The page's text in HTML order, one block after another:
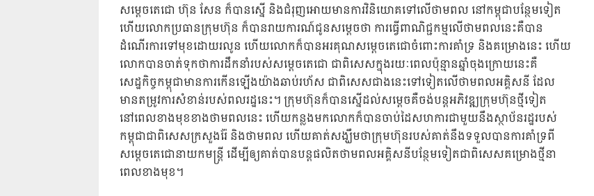
សម្ដេចតេជោ ហ៊ុន សែន ក៏បានស្នើ និងជំរុញអោយមានការវិនិយោគទៅលើថាមពល នៅកម្ពុជាបន្ថែមទៀត
ហើយលោកប្រធានក្រុមហ៊ុន ក៏បានរាយការណ៍ជូនសម្ដេចថា ការធ្វើពាណិជ្ជកម្មលើថាមពលនេះគឺបាន
ដំណើរការទៅមុខដោយរលូន ហើយលោកក៏បានអរគុណសម្ដេចតេជោចំពោះការគាំទ្រ និងគម្រោងនេះ ហើយ
លោកបានចាត់ទុកថាការដឹកនាំរបស់សម្ដេចតេជោ​ ជាពិសេសក្នុងរយៈពេលប៉ុន្មានឆ្នាំចុងក្រោយនេះគឺ
សេដ្ឋកិច្ចកម្ពុជាមានការកើនឡើងយ៉ាងឆាប់រហ័ស ជាពិសេសជាងនេះទៅទៀតលើថាមពលអគ្គិសនី ដែល
មានតម្រូវការសំខាន់របស់ពលរដ្ឋនេះ។ ក្រុមហ៊ុនក៏បានស្នើដល់សម្ដេចគឺចង់បន្តអភិវឌ្ឍក្រុមហ៊ុនថ្មីទៀត
នៅពេលខាងមុខខាងថាមពលនេះ ហើយកន្លងមកលោកក៏បានចាប់ដៃសហការជាមួយនឹងស្ថាប័នរដ្ឋរបស់
កម្ពុជាជាពិសេសក្រសួងរ៉ែ និងថាមពល ហើយគាត់សង្ឃឹមថាក្រុមហ៊ុនរបស់គាត់នឹងទទួលបានការគាំទ្រពី
សម្ដេចតេជោនាយកមន្ត្រី ដើម្បីឲ្យគាត់បានបន្តផលិតថាមពលអគ្គិសនីបន្ថែមទៀតជាពិសេសគម្រោងថ្មីនា
ពេលខាងមុខ។